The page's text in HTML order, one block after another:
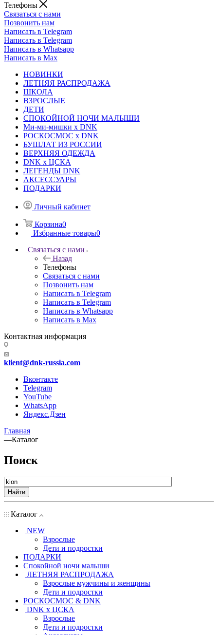
Телефоны
Связаться с нами
Позвонить нам
Написать в Telegram
Написать в Telegram
Написать в Whatsapp
Написать в Max
НОВИНКИ
ЛЕТНЯЯ РАСПРОДАЖА
ШКОЛА
ВЗРОСЛЫЕ
ДЕТИ
СПОКОЙНОЙ НОЧИ МАЛЫШИ
Ми-ми-мишки x DNK
РОСКОСМОС x DNK
БУШЛАТ ИЗ РОССИИ
ВЕРХНЯЯ ОДЕЖДА
DNK x ЦСКА
ЛЕГЕНДЫ DNK
АКСЕССУАРЫ
ПОДАРКИ
Личный кабинет
Корзина0
Избранные товары0
Связаться с нами
Назад
Телефоны
Связаться с нами
Позвонить нам
Написать в Telegram
Написать в Telegram
Написать в Whatsapp
Написать в Max
Контактная информация
klient@dnk-russia.com
Вконтакте
Telegram
YouTube
WhatsApp
Яндекс.Дзен
Главная
—Каталог
Поиск
Найти
Каталог
NEW
Взрослые
Дети и подростки
ПОДАРКИ
Спокойной ночи малыши
ЛЕТНЯЯ РАСПРОДАЖА
Взрослые мужчины и женщины
Дети и подростки
РОСКОСМОС & DNK
DNK x ЦСКА
Взрослые
Дети и подростки